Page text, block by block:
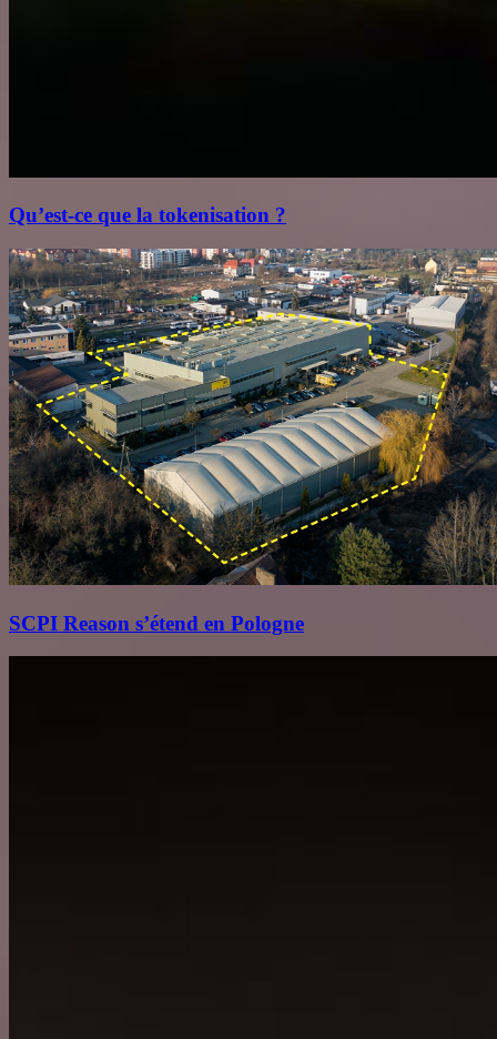
Qu’est‑ce que la tokenisation ?
SCPI Reason s’étend en Pologne